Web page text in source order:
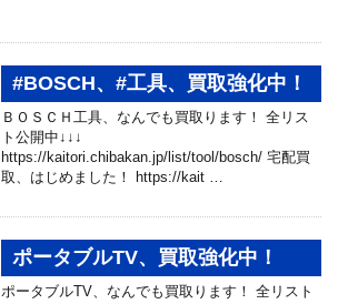
#BOSCH、#工具、買取強化中！
ＢＯＳＣＨ工具、なんでも買取ります！ 全リス
ト公開中↓↓↓
https://kaitori.chibakan.jp/list/tool/bosch/ 宅配買
取、はじめました！ https://kait …
ポータブルTV、買取強化中！
ポータブルTV、なんでも買取ります！ 全リスト